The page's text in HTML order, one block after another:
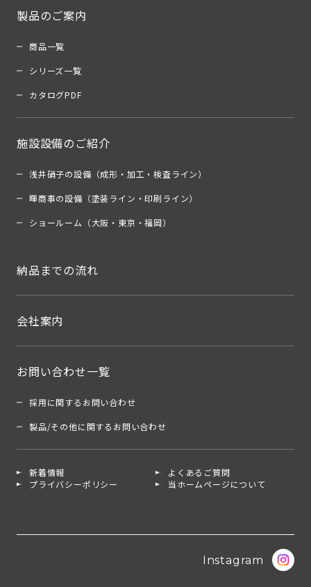
製品のご案内
商品一覧
シリーズ一覧
カタログPDF
施設設備のご紹介
浅井硝子の設備（成形・加工・検査ライン）
暉商事の設備（塗装ライン・印刷ライン）
ショールーム（大阪・東京・福岡）
納品までの流れ
会社案内
お問い合わせ一覧
採用に関するお問い合わせ
製品/その他に関するお問い合わせ
新着情報
よくあるご質問
プライバシーポリシー
当ホームページについて
Instagram